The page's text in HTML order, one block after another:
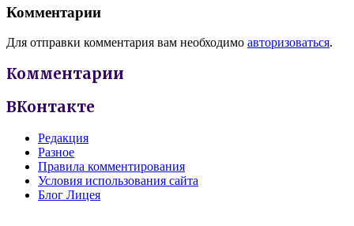
Комментарии
Для отправки комментария вам необходимо авторизоваться.
Комментарии
ВКонтакте
Редакция
Разное
Правила комментирования
Условия использования сайта
Блог Лицея